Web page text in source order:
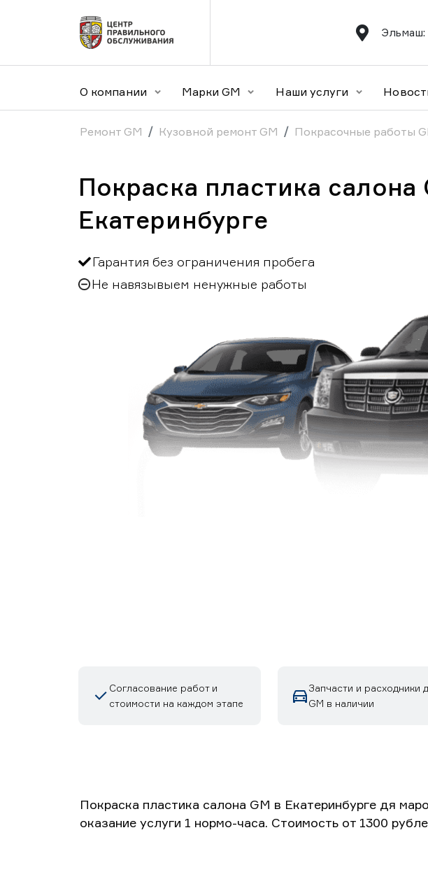
Эльмаш:
О компании Марки GM Наши услуги
Ремонт GM Кузовной ремонт GM Покрасочные работы
Покраска пластика салона
Екатеринбурге
Гарантия без ограничения пробега
Не навязывыем ненужные работы
Согласование работ и
стоимости на каждом этапе
Запчасти и расходники
GM в наличии
Покраска пластика салона GM в Екатеринбурге дя
оказание услуги 1 нормо-часа. Стоимость от 1300